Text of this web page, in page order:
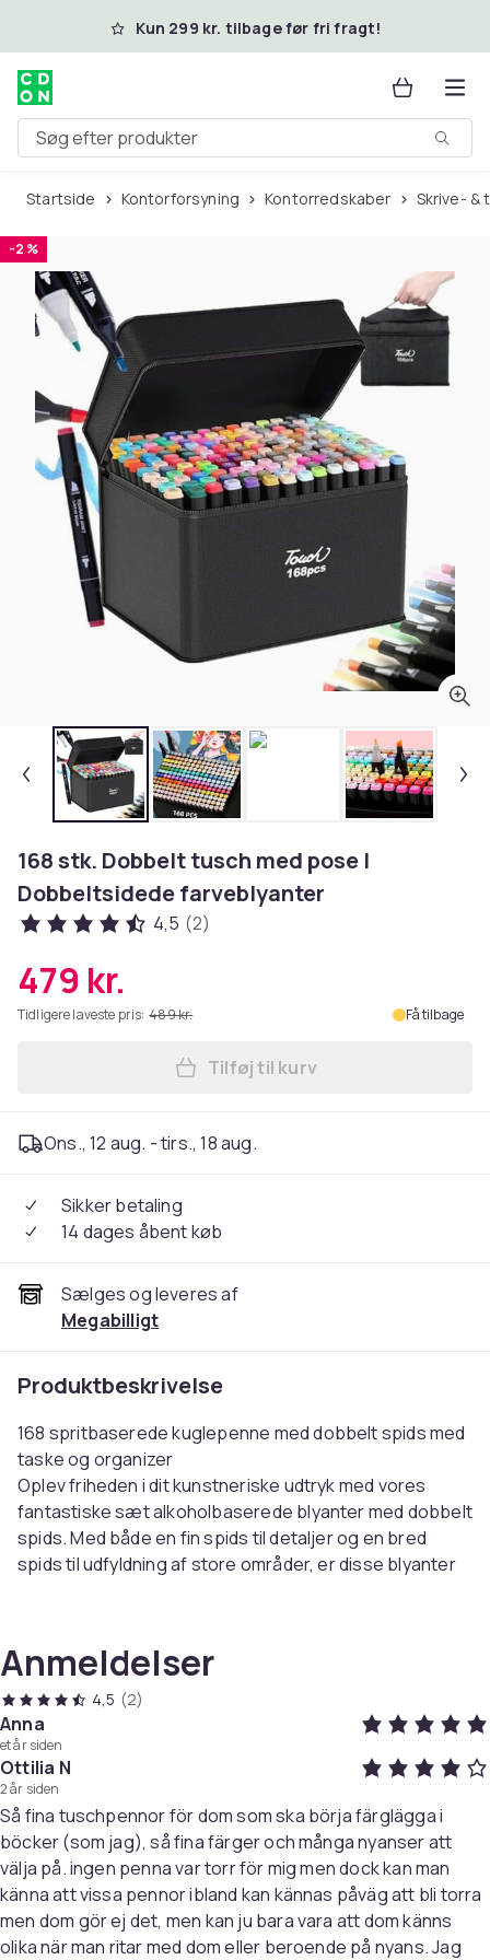
Spring til hovedindhold
Kun 299 kr. tilbage før fri fragt!
Søg efter produkter
Startside Kontorforsyning Kontorredskaber Skrive-
-2 %
168 stk. Dobbelt tusch med pose |
Dobbeltsidede farveblyanter
4,5 (2)
479 kr.
Tidligere laveste pris: 489 kr. Få tilbage
Læg 168 stk. Dobbelt tusch
Tilføj til kurv
Ons., 12 aug. - tirs., 18 aug.
Sikker betaling
14 dages åbent køb
Sælges og leveres af
Megabilligt
Produktbeskrivelse
168 spritbaserede kuglepenne med dobbelt spids med
taske og organizer
Oplev friheden i dit kunstneriske udtryk med vores
fantastiske sæt alkoholbaserede blyanter med dobbelt
spids. Med både en fin spids til detaljer og en bred
spids til udfyldning af store områder, er disse blyanter
Intense og permanente farver
Pennene indeholder alkoholblæk, der giver dybe,
levende farver, der modstår både falmning og vand. Dit
kunstværk vil bevare sin kvalitet over tid, og den hurtige
tørretid reducerer risikoen for udtværing. Perfekt, når
du har travlt med at afslutte et projekt!
Langvarig ydeevne
Hver pen har en effektiv refill, der holder op til 300
meter, hvilket betyder, at de holder længe uden at
miste deres glans.
Anmeldelser
4,5 (2)
Anna
et år siden
Ottilia N
2 år siden
Så fina tuschpennor för dom som ska börja färglägga i
böcker (som jag), så fina färger och många nyanser att
välja på. ingen penna var torr för mig men dock kan man
känna att vissa pennor ibland kan kännas påväg att bli torra
men dom gör ej det, men kan ju bara vara att dom känns
olika när man ritar med dom eller beroende på nyans. Jag